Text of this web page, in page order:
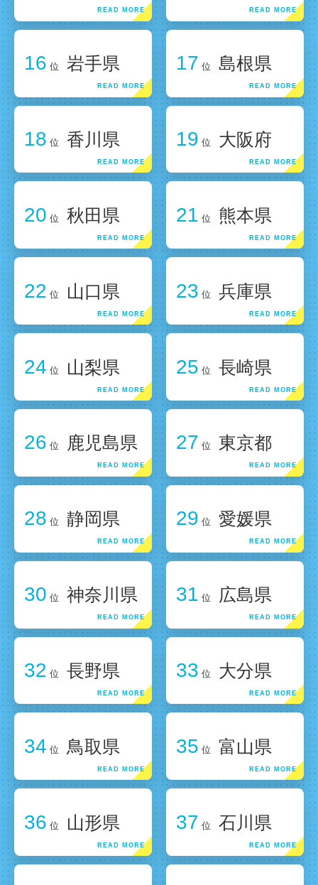
16 位 岩手県 17 位 島根県
18 位 香川県 19 位 大阪府
20 位 秋田県 21 位 熊本県
22 位 山口県 23 位 兵庫県
24 位 山梨県 25 位 長崎県
26 位 鹿児島県 27 位 東京都
28 位 静岡県 29 位 愛媛県
30 位 神奈川県 31 位 広島県
32 位 長野県 33 位 大分県
34 位 鳥取県 35 位 富山県
36 位 山形県 37 位 石川県